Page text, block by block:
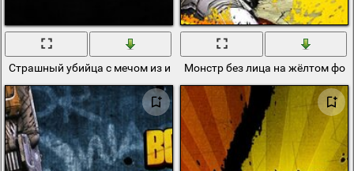
Страшный убийца с мечом из игрыМонстр без лица на жёлтом